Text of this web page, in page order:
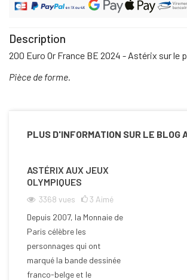
Description
200 Euro Or France BE 2024 - Astérix sur le
Pièce de forme.
PLUS D'INFORMATION SUR LE BLOG
ASTÉRIX AUX JEUX
OLYMPIQUES
3368 vues 3 Aimé
Depuis 2007, la Monnaie de
Paris célèbre les
personnages qui ont
marqué la bande dessinée
franco-belge et le